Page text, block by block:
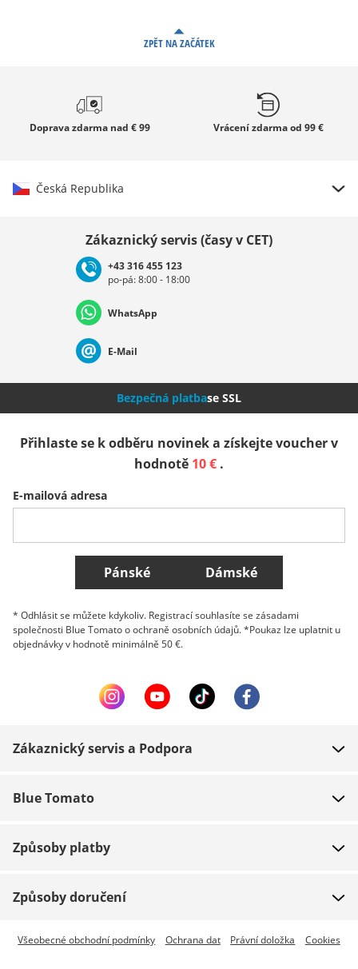
ZPĚT NA ZAČÁTEK
Doprava zdarmanad € 99 Vrácení zdarmaod 99 €
Česká Republika
Deutschland Österreich
Nederland Italia (Italiano) Italien (Deutsch)
Všechny země
Zákaznický servis (časy v CET)
+43 316 455 123
po-pá: 8:00 - 18:00
WhatsApp
E-Mail
Bezpečná platbase SSL
Přihlaste se k odběru novinek a získejte voucher v
hodnotě 10 € .
E-mailová adresa
Pánské Dámské
* Odhlásit se můžete kdykoliv. Registrací souhlasíte se zásadami
společnosti Blue Tomato o ochraně osobních údajů. *Poukaz lze uplatnit u
objednávky v hodnotě minimálně 50 €.
Zákaznický servis a Podpora
Platba
Navrácení zboží
Sledování zásilky
Blue Tomato
Práce
Blue World
Způsoby platby
Způsoby doručení
Expresní doručení je dostupné
Všeobecné obchodní podmínky Ochrana dat Právní doložka Cookies